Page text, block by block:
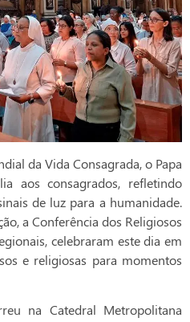
da Vida Consagrada, o Papa
aos consagrados, refletindo
de luz para a humanidade.
a Conferência dos Religiosos
celebraram este dia em
e religiosas para momentos
na Catedral Metropolitana